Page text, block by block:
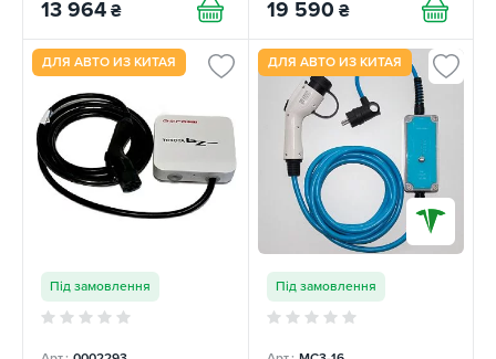
13 964 ₴ 19 590 ₴
ДЛЯ АВТО ИЗ КИТАЯ
Під замовлення
ДЛЯ АВТО ИЗ КИТАЯ
Під замовлення